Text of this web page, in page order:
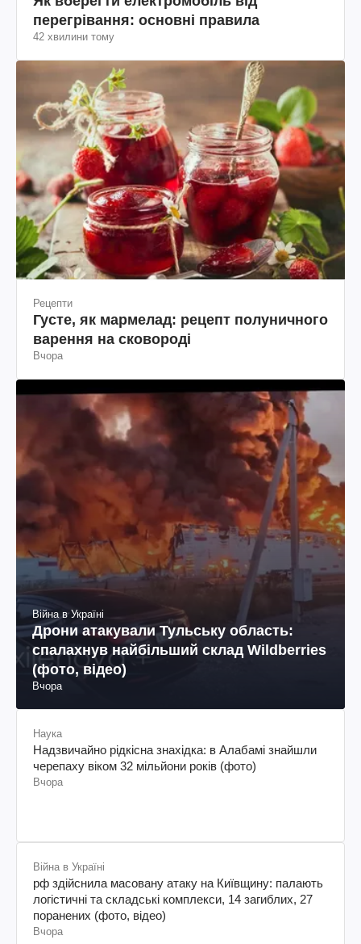
перегрівання: основні правила
42 хвилини тому
Рецепти
Густе, як мармелад: рецепт полуничного
варення на сковороді
Вчора
Війна в Україні
Дрони атакували Тульську область:
спалахнув найбільший склад Wildberries
(фото, відео)
Вчора
Наука
Надзвичайно рідкісна знахідка: в Алабамі знайшли
черепаху віком 32 мільйони років (фото)
Вчора
Війна в Україні
рф здійснила масовану атаку на Київщину: палають
логістичні та складські комплекси, 14 загиблих, 27
поранених (фото, відео)
Вчора